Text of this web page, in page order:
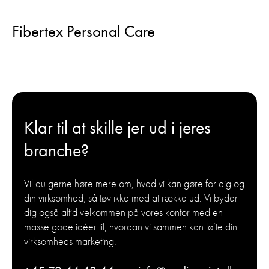
Fibertex Personal Care
Klar til at skille jer ud i jeres
branche?
Vil du gerne høre mere om, hvad vi kan gøre for dig og
din virksomhed, så tøv ikke med at række ud. Vi byder
dig også altid velkommen på vores kontor med en
masse gode idéer til, hvordan vi sammen kan løfte din
virksomheds marketing.